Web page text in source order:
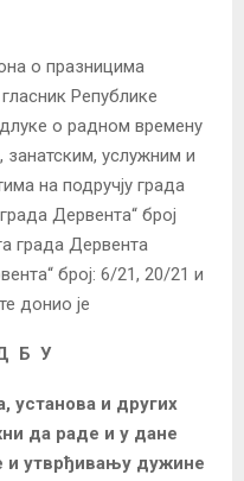
о празницима
Републике
о радном времену
занатским, услужним и
на подручју града
Дервента“ број
града Дервента
број: 6/21, 20/21 и
донио је
Б У
установа и других
да раде и у дане
и утврђивању дужине